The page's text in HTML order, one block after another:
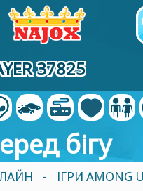
37825
бігу
- ІГРИ AMONG